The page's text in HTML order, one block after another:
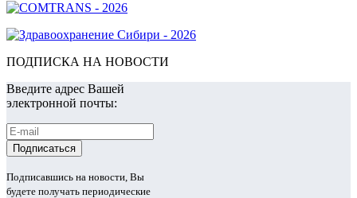
ПОДПИСКА НА НОВОСТИ
Введите адрес Вашей
электронной почты:
Подписавшись на новости, Вы
будете получать периодические